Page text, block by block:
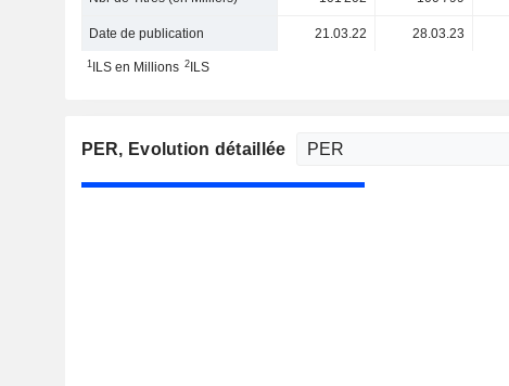
Date de publication 21.03.22 28.03.23
1ILS en Millions 2ILS
PER, Evolution détaillée